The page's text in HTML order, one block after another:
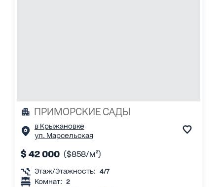
ПРИМОРСКИЕ САДЫ
в Крыжановке
ул. Марсельская
$ 42 000 ($858/м²)
Этаж/Этажность: 4/7
Комнат: 2